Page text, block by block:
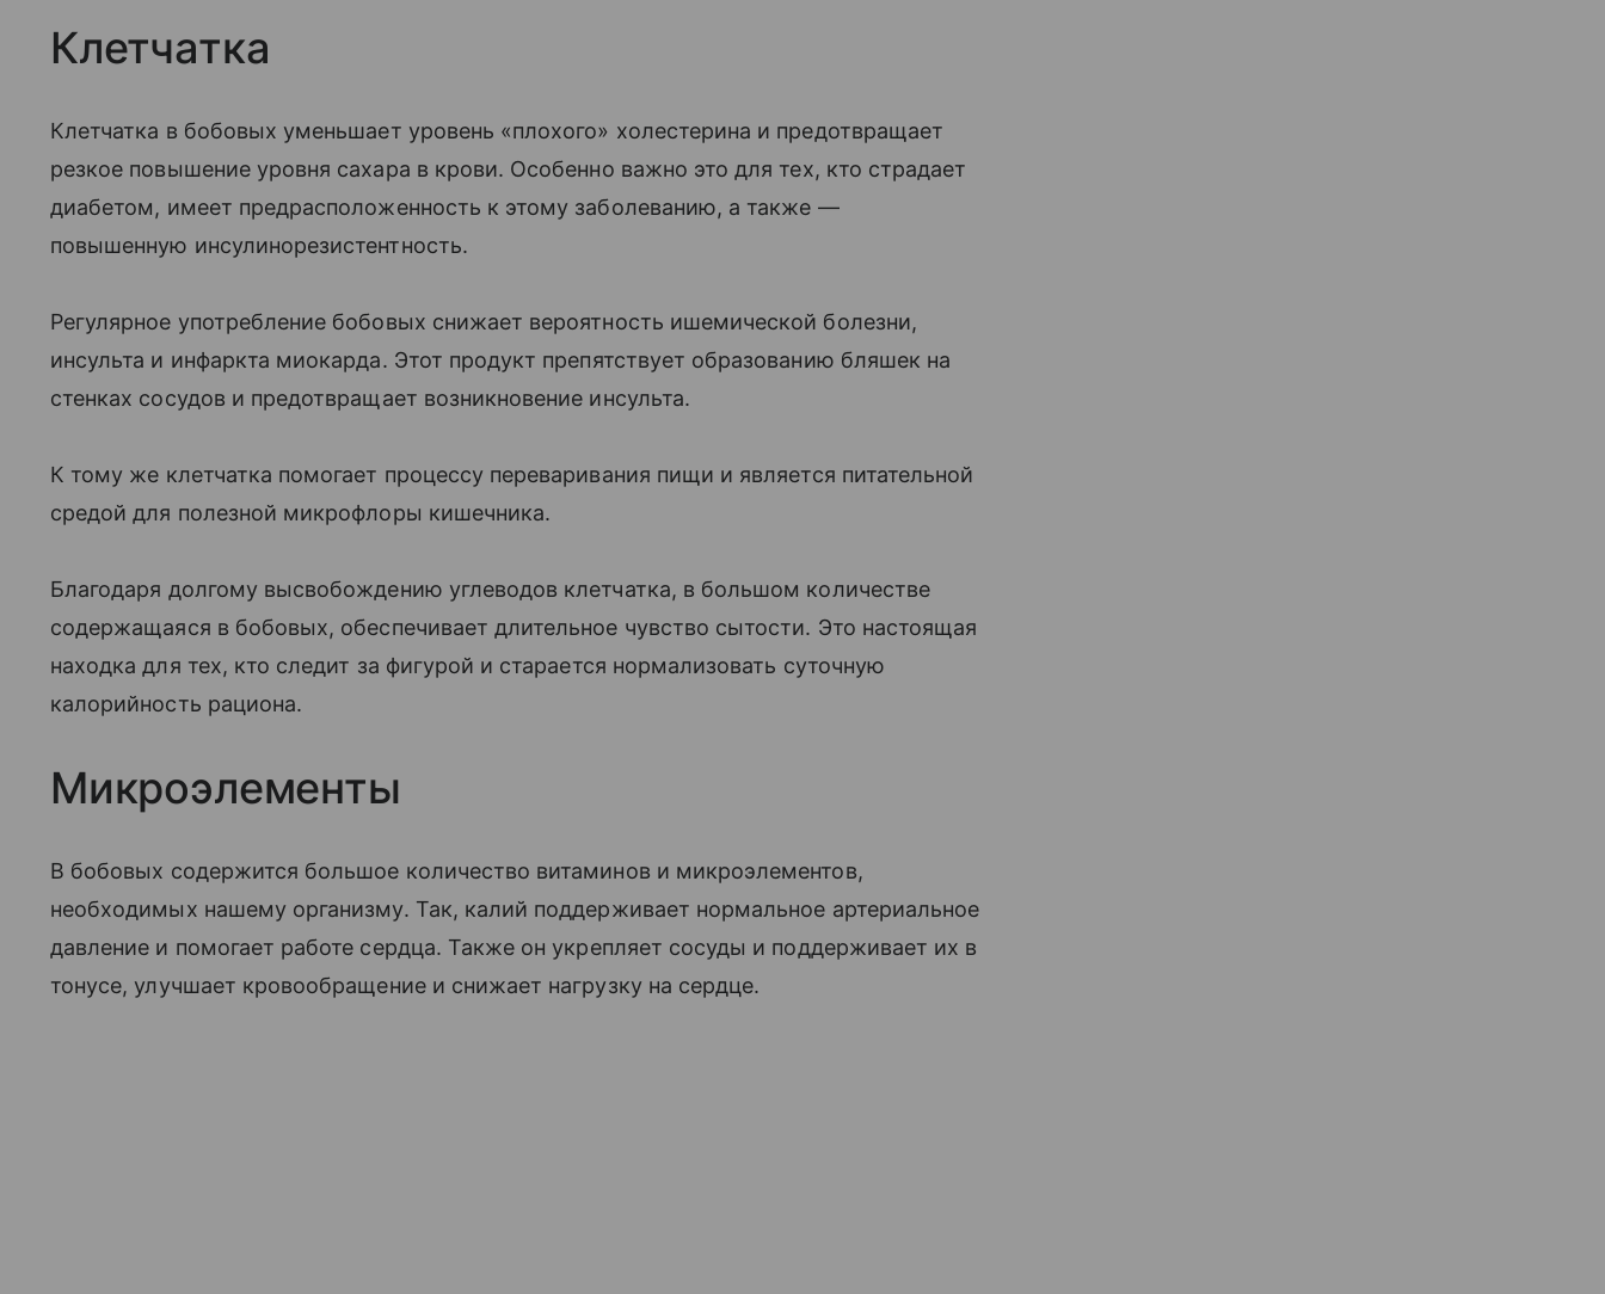
Клетчатка
Клетчатка в бобовых уменьшает уровень «плохого» холестерина и предотвращает
резкое повышение уровня сахара в крови. Особенно важно это для тех, кто страдает
диабетом, имеет предрасположенность к этому заболеванию, а также —
повышенную инсулинорезистентность.
Регулярное употребление бобовых снижает вероятность ишемической болезни,
инсульта и инфаркта миокарда. Этот продукт препятствует образованию бляшек на
стенках сосудов и предотвращает возникновение инсульта.
К тому же клетчатка помогает процессу переваривания пищи и является питательной
средой для полезной микрофлоры кишечника.
Благодаря долгому высвобождению углеводов клетчатка, в большом количестве
содержащаяся в бобовых, обеспечивает длительное чувство сытости. Это настоящая
находка для тех, кто следит за фигурой и старается нормализовать суточную
калорийность рациона.
Микроэлементы
В бобовых содержится большое количество витаминов и микроэлементов,
необходимых нашему организму. Так, калий поддерживает нормальное артериальное
давление и помогает работе сердца. Также он укрепляет сосуды и поддерживает их в
тонусе, улучшает кровообращение и снижает нагрузку на сердце.